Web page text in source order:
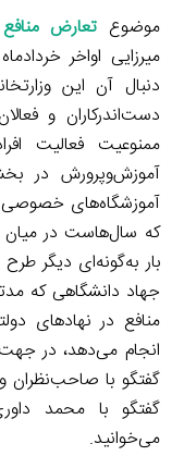
موضوع تعارض
میرزایی اواخر
دنبال آن این
دست‌اندرکاران و
ممنوعیت فعالیت
آموزش‌وپرورش در
آموزشگاه‌های خصوصی
که سال‌هاست در میان
بار به‌گونه‌ای دیگر
جهاد دانشگاهی که
منافع در نهادهای
انجام می‌دهد، در
گفتگو با صاحب‌نظران
گفتگو با محمد
می‌خوانید.